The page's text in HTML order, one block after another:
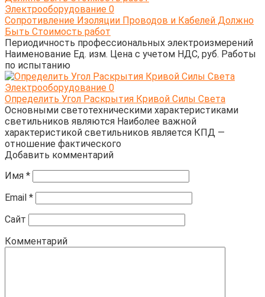
Электрооборудование 0
Сопротивление Изоляции Проводов и Кабелей Должно
Быть Стоимость работ
Периодичность профессиональных электроизмерений
Наименование Ед. изм. Цена с учетом НДС, руб. Работы
по испытанию
Электрооборудование 0
Определить Угол Раскрытия Кривой Силы Света
Основными светотехническими характеристиками
светильников являются Наиболее важной
характеристикой светильников является КПД —
отношение фактического
Добавить комментарий
Имя *
Email *
Сайт
Комментарий